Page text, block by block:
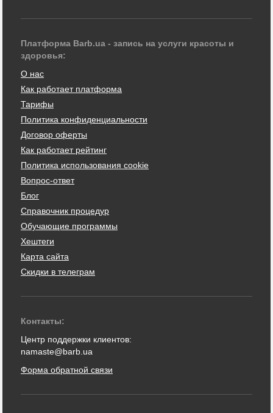
Платформа Barb.ua - запись на услуги красоты и
здоровья:
О нас
Как работает платформа
Тарифы
Политика конфиденциальности
Договор оферты
Как работает рейтинг
Политика использования cookie
Вопрос-ответ
Блог
Справочник процедур
Обучающие программы
Хештеги
Карта сайта
Скидки в телеграм
Контакты:
Центр поддержки клиентов:
namaste@barb.ua
Форма обратной связи